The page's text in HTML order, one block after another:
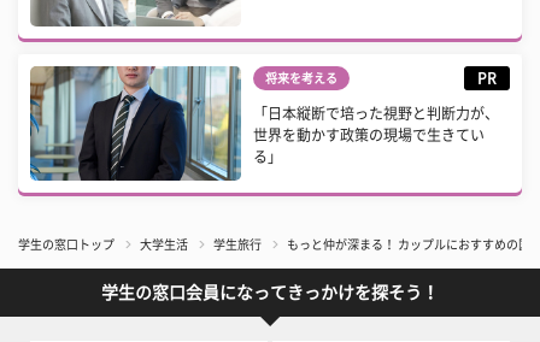
将来を考える PR
「日本縦断で培った視野と判断力が、
世界を動かす政策の現場で生きてい
る」
学生の窓口トップ 大学生活 学生旅行 もっと仲が深まる！ カップルにおすすめの国
学生の窓口会員になってきっかけを探そう！